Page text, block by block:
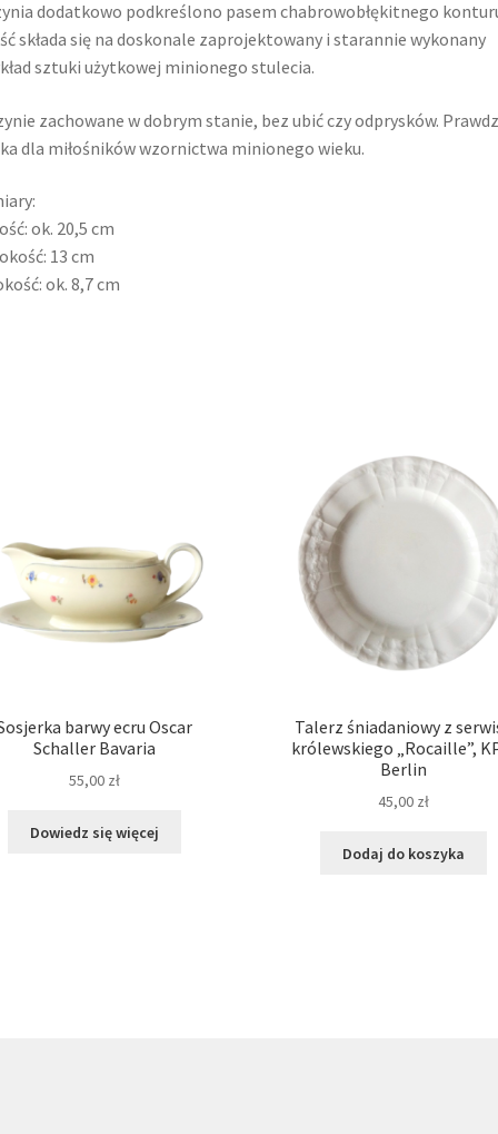
dodatkowo podkreślono pasem chabrowobłękitnego
składa się na doskonale zaprojektowany i starannie wykonany
sztuki użytkowej minionego stulecia.
zachowane w dobrym stanie, bez ubić czy odprysków.
dla miłośników wzornictwa minionego wieku.
ok. 20,5 cm
13 cm
ok. 8,7 cm
barwy ecru Oscar
Schaller Bavaria
55,00 zł
Dowiedz się więcej
Talerz śniadaniowy z
królewskiego „Rocaille”,
Berlin
45,00 zł
Dodaj do koszyka